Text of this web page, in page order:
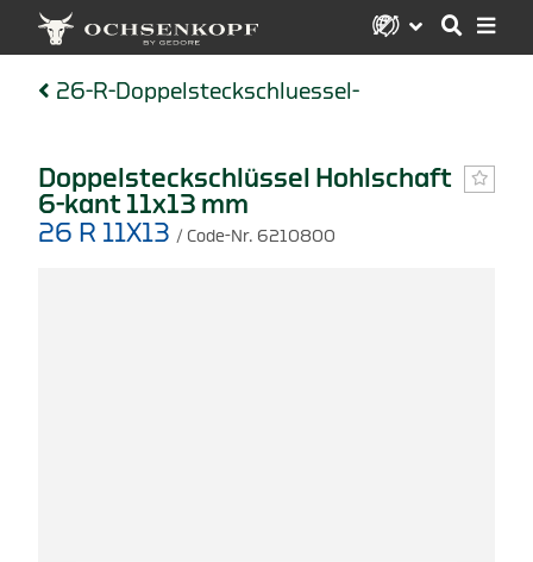
26-R-Doppelsteckschluessel-
Doppelsteckschlüssel Hohlschaft
6-kant 11x13 mm
26 R 11X13 / Code-Nr. 6210800